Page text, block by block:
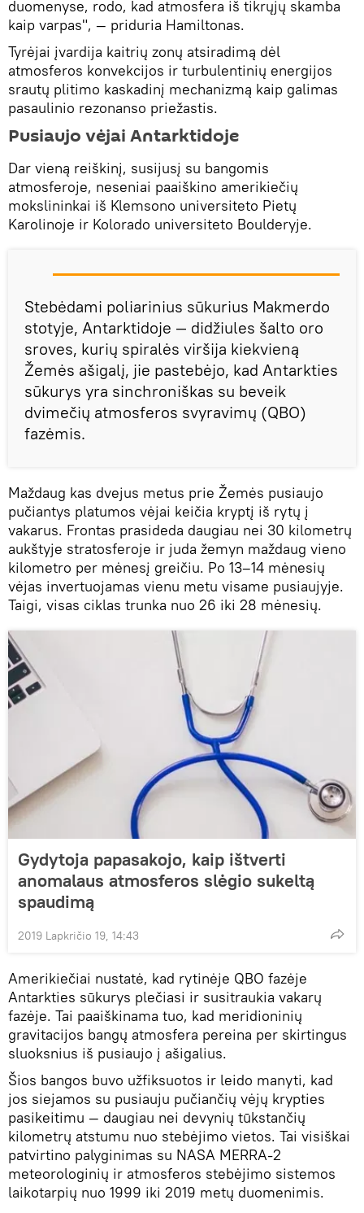
duomenyse, rodo, kad atmosfera iš tikrųjų skamba
kaip varpas", — priduria Hamiltonas.
Tyrėjai įvardija kaitrių zonų atsiradimą dėl
atmosferos konvekcijos ir turbulentinių energijos
srautų plitimo kaskadinį mechanizmą kaip galimas
pasaulinio rezonanso priežastis.
Pusiaujo vėjai Antarktidoje
Dar vieną reiškinį, susijusį su bangomis
atmosferoje, neseniai paaiškino amerikiečių
mokslininkai iš Klemsono universiteto Pietų
Karolinoje ir Kolorado universiteto Boulderyje.
Stebėdami poliarinius sūkurius Makmerdo
stotyje, Antarktidoje — didžiules šalto oro
sroves, kurių spiralės viršija kiekvieną
Žemės ašigalį, jie pastebėjo, kad Antarkties
sūkurys yra sinchroniškas su beveik
dvimečių atmosferos svyravimų (QBO)
fazėmis.
Maždaug kas dvejus metus prie Žemės pusiaujo
pučiantys platumos vėjai keičia kryptį iš rytų į
vakarus. Frontas prasideda daugiau nei 30 kilometrų
aukštyje stratosferoje ir juda žemyn maždaug vieno
kilometro per mėnesį greičiu. Po 13–14 mėnesių
vėjas invertuojamas vienu metu visame pusiaujyje.
Taigi, visas ciklas trunka nuo 26 iki 28 mėnesių.
Gydytoja papasakojo, kaip ištverti
anomalaus atmosferos slėgio sukeltą
spaudimą
2019 Lapkričio 19, 14:43
Amerikiečiai nustatė, kad rytinėje QBO fazėje
Antarkties sūkurys plečiasi ir susitraukia vakarų
fazėje. Tai paaiškinama tuo, kad meridioninių
gravitacijos bangų atmosfera pereina per skirtingus
sluoksnius iš pusiaujo į ašigalius.
Šios bangos buvo užfiksuotos ir leido manyti, kad
jos siejamos su pusiauju pučiančių vėjų krypties
pasikeitimu — daugiau nei devynių tūkstančių
kilometrų atstumu nuo stebėjimo vietos. Tai visiškai
patvirtino palyginimas su NASA MERRA-2
meteorologinių ir atmosferos stebėjimo sistemos
laikotarpių nuo 1999 iki 2019 metų duomenimis.